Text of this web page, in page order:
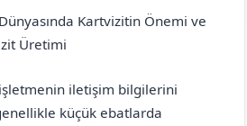
Kartvizitin Önemi ve
Üretimi
iletişim bilgilerini
küçük ebatlarda